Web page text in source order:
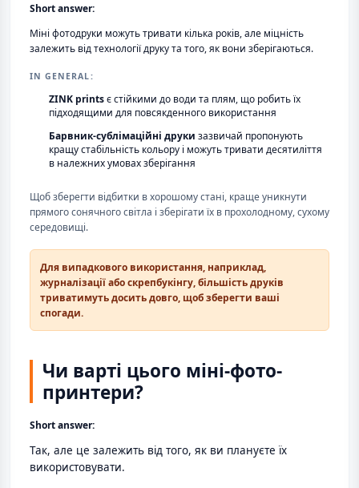
Short answer:
Міні фотодруки можуть тривати кілька років, але міцність
залежить від технології друку та того, як вони зберігаються.
IN GENERAL:
ZINK printsє стійкими до води та плям, що робить їх
підходящими для повсякденного використання
Барвник-сублімаційні друки зазвичай пропонують
кращу стабільність кольору і можуть тривати десятиліття
в належних умовах зберігання
Щоб зберегти відбитки в хорошому стані, краще уникнути
прямого сонячного світла і зберігати їх в прохолодному, сухому
середовищі.
Для випадкового використання, наприклад,
журналізації або скрепбукінгу, більшість друків
триватимуть досить довго, щоб зберегти ваші
спогади.
Чи варті цього міні-фото-
принтери?
Short answer:
Так, але це залежить від того, як ви плануєте їх
використовувати.